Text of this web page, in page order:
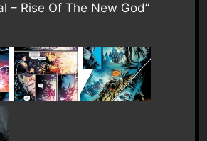
– Rise Of The New God”